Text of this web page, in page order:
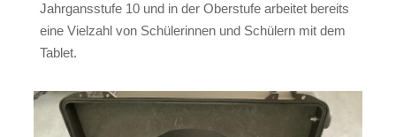
Jahrgansstufe 10 und in der Oberstufe arbeitet bereits
eine Vielzahl von Schülerinnen und Schülern mit dem
Tablet.